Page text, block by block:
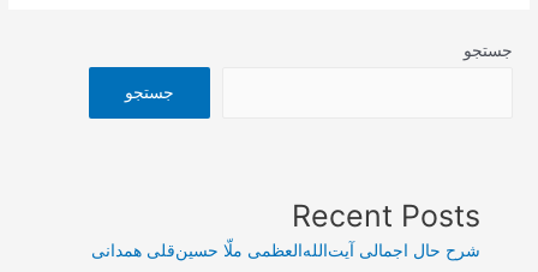
جستجو
جستجو
Recent Posts
شرح حال اجمالی آیت‌الله‌العظمی ملّا حسین‌قلی همدانی